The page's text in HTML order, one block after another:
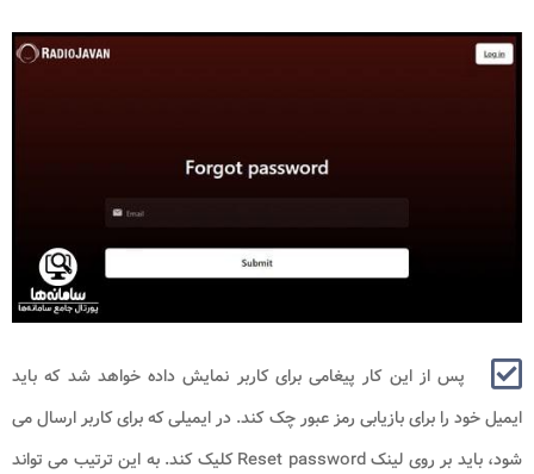
پس از این کار پیغامی برای کاربر نمایش داده خواهد شد که باید
ایمیل خود را برای بازیابی رمز عبور چک کند. در ایمیلی که برای کاربر ارسال می
شود، باید بر روی لینک Reset password کلیک کند. به این ترتیب می تواند